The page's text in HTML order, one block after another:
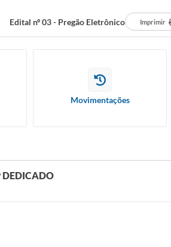
Edital nº 03 - Pregão Eletrônico Imprimir
Movimentações
DEDICADO